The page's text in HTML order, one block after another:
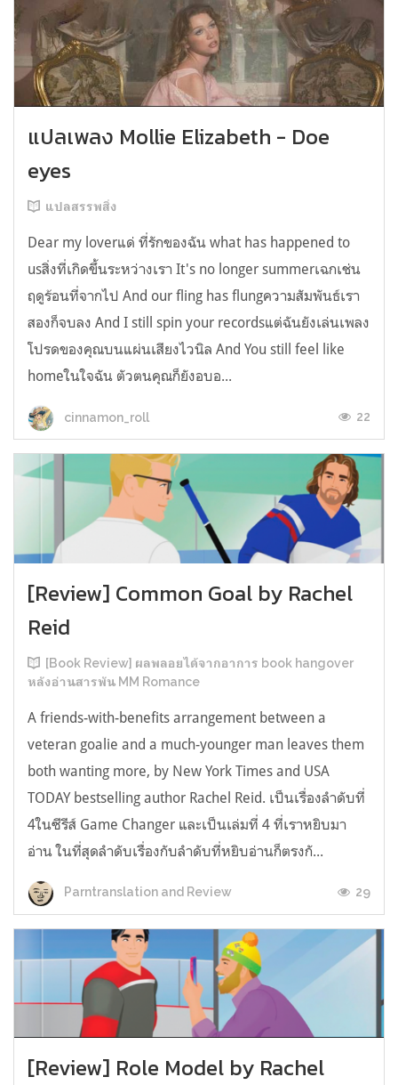
แปลเพลง Mollie Elizabeth - Doe
eyes
แปลสรรพสิ่ง
Dear my loverแด่ ที่รักของฉัน what has happened to
usสิ่งที่เกิดขึ้นระหว่างเรา It's no longer summerเฉกเช่น
ฤดูร้อนที่จากไป And our fling has flungความสัมพันธ์เรา
สองก็จบลง And I still spin your recordsแต่ฉันยังเล่นเพลง
โปรดของคุณบนแผ่นเสียงไวนิล And You still feel like
homeในใจฉัน ตัวตนคุณก็ยังอบอ...
cinnamon_roll 22
[Review] Common Goal by Rachel
Reid
[Book Review] ผลพลอยได้จากอาการ book hangover
หลังอ่านสารพัน MM Romance
A friends-with-benefits arrangement between a
veteran goalie and a much-younger man leaves them
both wanting more, by New York Times and USA
TODAY bestselling author Rachel Reid. เป็นเรื่องลำดับที่
4ในซีรีส์ Game Changer และเป็นเล่มที่ 4 ที่เราหยิบมา
อ่าน ในที่สุดลำดับเรื่องกับลำดับที่หยิบอ่านก็ตรงกั...
Parntranslation and Review 29
[Review] Role Model by Rachel